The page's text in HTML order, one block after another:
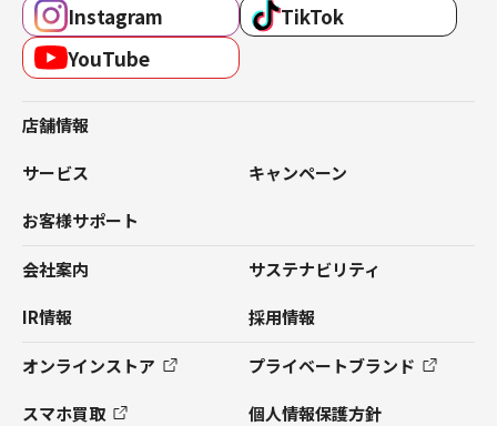
Instagram
TikTok
YouTube
店舗情報
サービス キャンペーン
お客様サポート
会社案内 サステナビリティ
IR情報 採用情報
オンラインストア プライベートブランド
スマホ買取 個人情報保護方針